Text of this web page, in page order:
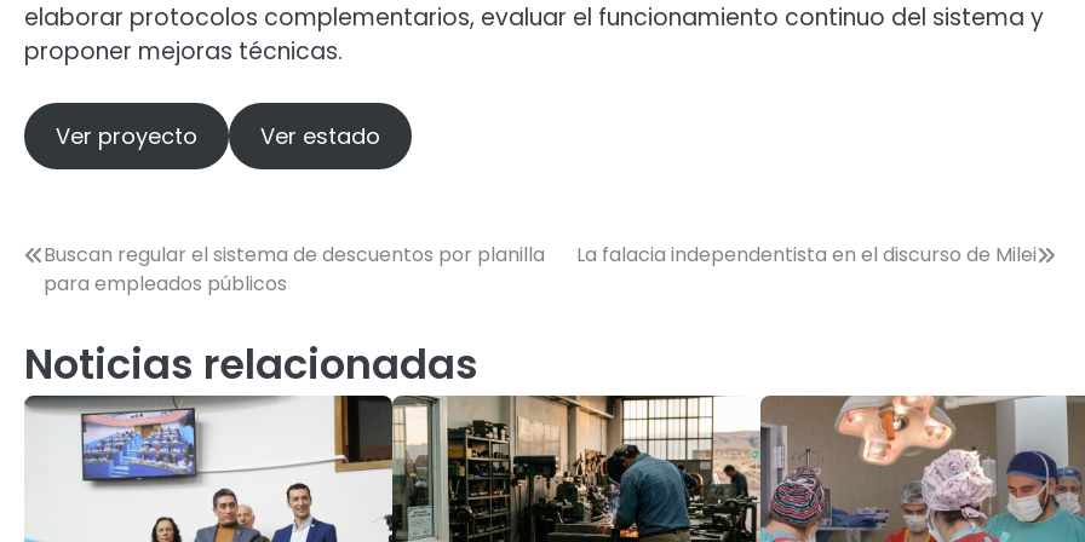
elaborar protocolos complementarios, evaluar el funcionamiento continuo del sistema y
proponer mejoras técnicas.
Ver proyecto Ver estado
Navegación
de
entradas
Buscan regular el sistema de descuentos por planilla
para empleados públicos
La falacia independentista en el discurso de Milei
Noticias relacionadas